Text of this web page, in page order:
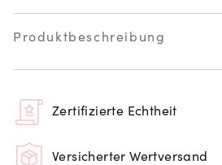
Produktbeschreibung
Zertifizierte Echtheit
Versicherter Wertversand